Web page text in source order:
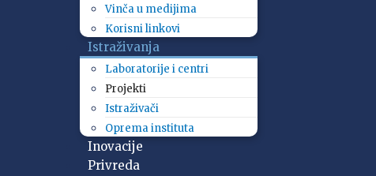
Vinča u medijima
Korisni linkovi
Istraživanja
Laboratorije i centri
Projekti
Istraživači
Oprema instituta
Inovacije
Privreda